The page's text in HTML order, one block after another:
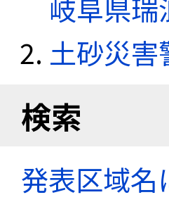
岐阜県瑞
土砂災
検索
発表区域名